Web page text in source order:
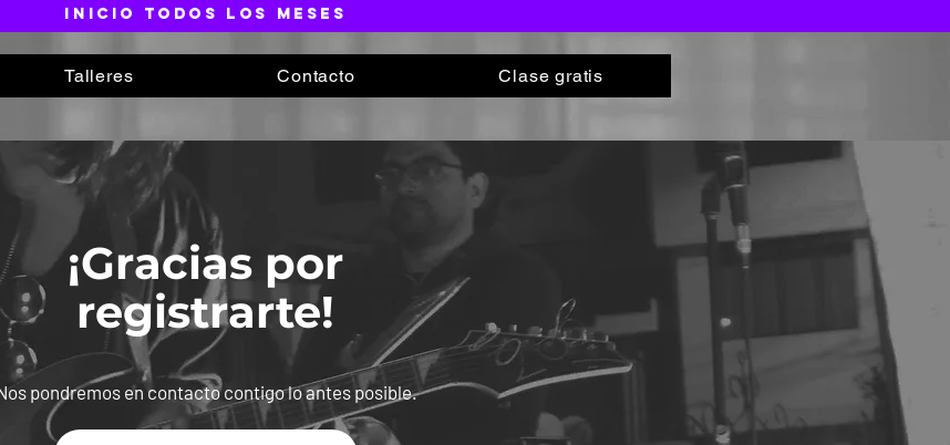
inicio todos los meses
Talleres Contacto Clase gratis
¡Gracias por
registrarte!
pondremos en contacto contigo lo antes posible.